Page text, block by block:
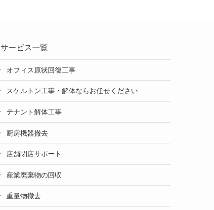
サービス一覧
オフィス原状回復工事
スケルトン工事・解体ならお任せください
テナント解体工事
厨房機器撤去
店舗閉店サポート
産業廃棄物の回収
重量物撤去